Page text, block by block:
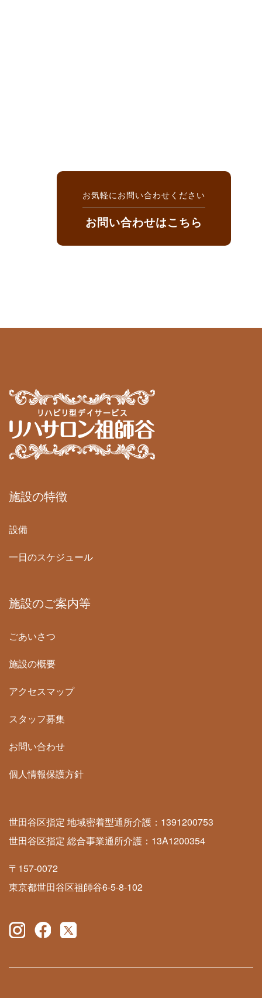
お気軽にお問い合わせください
お問い合わせはこちら
施設の特徴
設備
一日のスケジュール
施設のご案内等
ごあいさつ
施設の概要
アクセスマップ
スタッフ募集
お問い合わせ
個人情報保護方針
世田谷区指定 地域密着型通所介護：1391200753
世田谷区指定 総合事業通所介護：13A1200354
〒157-0072
東京都世田谷区祖師谷6-5-8-102